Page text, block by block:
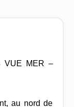
VUE MER –
au nord de